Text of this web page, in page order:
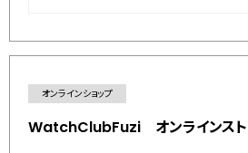
オンラインショップ
WatchClubFuzi オンラインス